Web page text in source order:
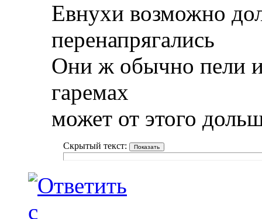
Евнухи возможно
перенапрягались
Они ж обычно пели
гаремах
может от этого
Скрытый текст: